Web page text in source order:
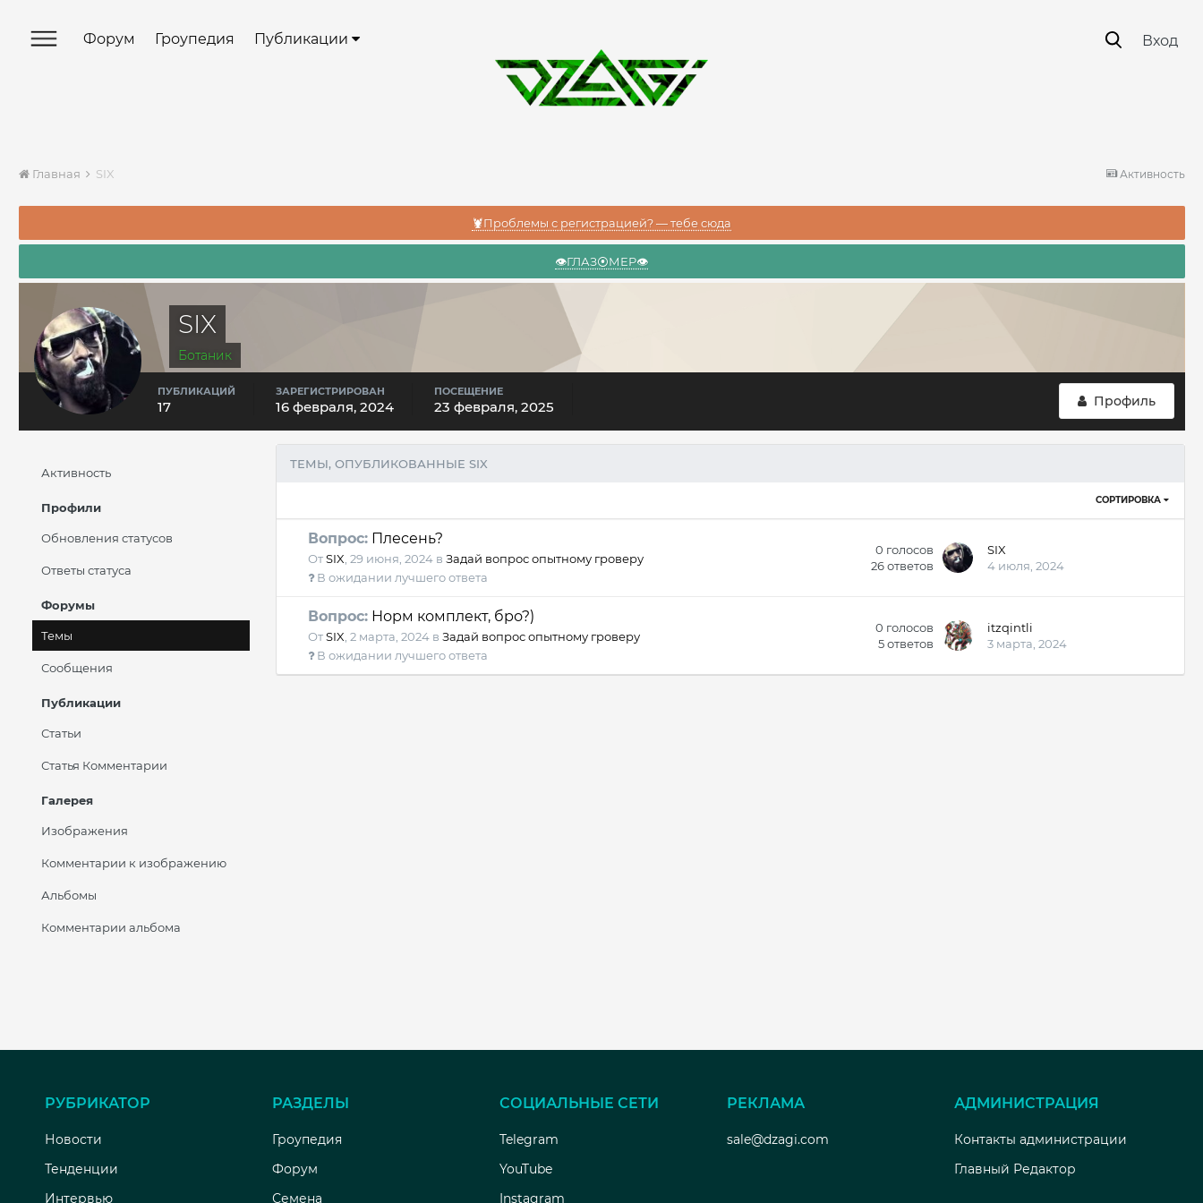
Форум Гроупедия Публикации Вход
Активность
Главная SIX
🦞Проблемы с регистрацией? — тебе сюда
👁️ГЛАЗ⦿МЕР👁️
SIX
Ботаник
Профиль
ПУБЛИКАЦИЙ
17
ЗАРЕГИСТРИРОВАН
16 февраля, 2024
ПОСЕЩЕНИЕ
23 февраля, 2025
Активность
Профили
Обновления статусов
Ответы статуса
Форумы
Темы
Сообщения
Публикации
Статьи
Статья Комментарии
Галерея
Изображения
Комментарии к изображению
Альбомы
Комментарии альбома
ТЕМЫ, ОПУБЛИКОВАННЫЕ SIX
СОРТИРОВКА
Вопрос:Плесень?
ОтSIX 29 июня, 2024в Задай вопрос опытному гроверу
В ожидании лучшего ответа
0 голосов
26 ответов
SIX
4 июля, 2024
Вопрос:Норм комплект, бро?)
ОтSIX 2 марта, 2024в Задай вопрос опытному гроверу
В ожидании лучшего ответа
0 голосов
5 ответов
itzqintli
3 марта, 2024
РУБРИКАТОР
Новости
Тенденции
Интервью
РАЗДЕЛЫ
Гроупедия
Форум
Семена
СОЦИАЛЬНЫЕ СЕТИ
Telegram
YouTube
Instagram
РЕКЛАМА
sale@dzagi.com
АДМИНИСТРАЦИЯ
Контакты администрации
Главный Редактор